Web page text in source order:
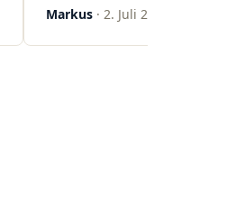
Markus · 2. Juli 2026